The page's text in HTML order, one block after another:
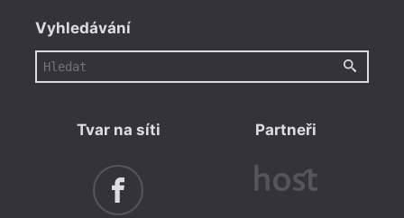
Vyhledávání
Tvar na síti Partneři